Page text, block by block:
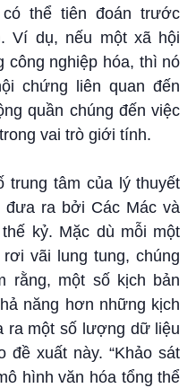
thể tiên đoán trước
Ví dụ, nếu một xã hội
công nghiệp hóa, thì nó
chứng liên quan đến
quần chúng đến việc
vai trò giới tính.
trung tâm của lý thuyết
đưa ra bởi Các Mác và
kỷ. Mặc dù mỗi một
vãi lung tung, chúng
rằng, một số kịch bản
năng hơn những kịch
ra một số lượng dữ liệu
đề xuất này. “Khảo sát
hình văn hóa tổng thể